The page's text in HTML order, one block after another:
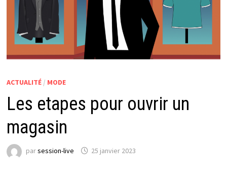
ACTUALITÉ/ MODE
Les etapes pour ouvrir un
magasin
parsession-live 25 janvier 2023